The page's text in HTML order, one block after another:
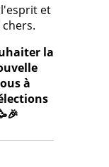
et
la
à